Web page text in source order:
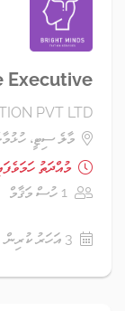
Executive
PVT LTD
މާލެ ސިޓީ،
މުއްދަތު
1 ހުސް މަޤާމް
3 އަހަރު ކުރިން